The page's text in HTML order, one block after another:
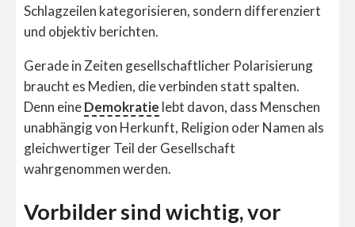
Schlagzeilen kategorisieren, sondern differenziert
und objektiv berichten.
Gerade in Zeiten gesellschaftlicher Polarisierung
braucht es Medien, die verbinden statt spalten.
Denn eineDemokratie lebt davon, dass Menschen
unabhängig von Herkunft, Religion oder Namen als
gleichwertiger Teil der Gesellschaft
wahrgenommen werden.
Vorbilder sind wichtig, vor